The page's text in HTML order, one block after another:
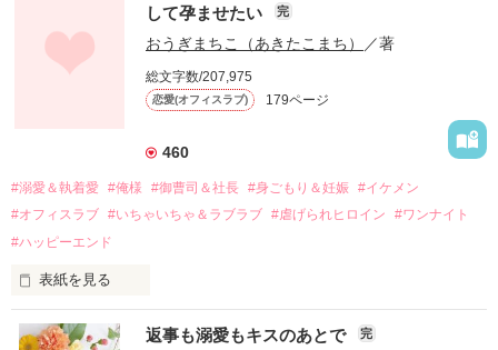
幼なじみの哲平に淡い恋心を抱いていた美桜。
しかし、ある出来事をきっかけに二人の関係は壊れてしまう。
関係修復もできないまま、美桜は両親の離婚によって
引っ越すことになり、哲平とも離れ離れになった。
それから約十二年後。
過去の傷から、二度と会いたくないと思っていた哲平に
運命のような再会を果たす。
酔った勢いで一夜を共にしてしまった。
さらに、美桜が初めてだと知った哲平は
『責任をとる、結婚しよう』と真っ直ぐに告げてきた。
戸惑う美桜とは裏腹に、好きという気持ちを隠すことなく
して孕ませたい
完
おうぎまちこ（あきたこまち） ／著
総文字数/207,975
恋愛(オフィスラブ) 179ページ
460
#溺愛＆執着愛 #俺様 #御曹司＆社長 #身ごもり＆妊娠 #イケメン
#オフィスラブ #いちゃいちゃ＆ラブラブ #虐げられヒロイン
#ワンナイト
#ハッピーエンド
表紙を見る
おかしな噂を流されて前の職場でうまくいかなかった梅田美
桜は、海外で傷心旅行をしていたところ、日本人美青年と出会
返事も溺愛もキスのあとで 完